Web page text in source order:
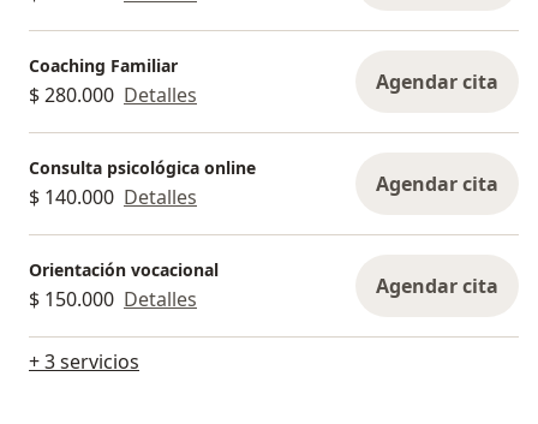
Coaching Familiar
$ 280.000 Detalles Agendar cita
Consulta psicológica online
$ 140.000 Detalles Agendar cita
Orientación vocacional
$ 150.000 Detalles Agendar cita
+ 3 servicios